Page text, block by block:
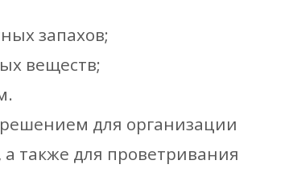
запахов;
веществ;
для организации
также для проветривания